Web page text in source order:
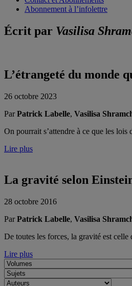
Abonnement à l’infolettre
Écrit par Vasilisa
L’étrangeté du monde
26 octobre 2023
ParPatrick Labelle, Vasilisa
On pourrait s’attendre à ce que les
Lire plus
La gravité selon
28 octobre 2016
ParPatrick Labelle, Vasilisa
De toutes les forces, la gravité est
Lire plus